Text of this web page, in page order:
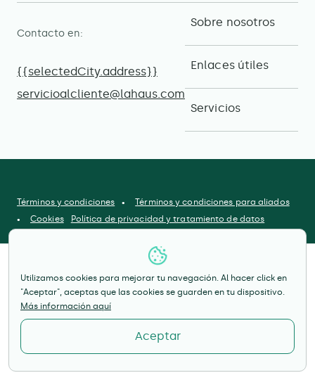
Utilizamos cookies para mejorar tu navegación. Al hacer click en
"Aceptar", aceptas que las cookies se guarden en tu dispositivo.
Más información aquí
Aceptar
Contacto en:
{{selectedCity.address}}
servicioalcliente@lahaus.com
Sobre nosotros
Enlaces útiles
Servicios
Términos y condiciones
Términos y condiciones para aliados
Cookies
Política de privacidad y tratamiento de datos